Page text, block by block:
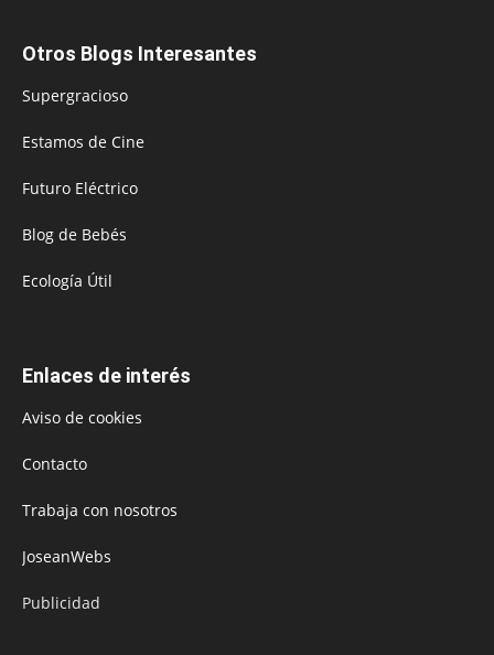
Otros Blogs Interesantes
Supergracioso
Estamos de Cine
Futuro Eléctrico
Blog de Bebés
Ecología Útil
Enlaces de interés
Aviso de cookies
Contacto
Trabaja con nosotros
JoseanWebs
Publicidad